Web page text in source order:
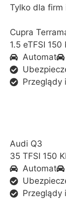
Tylko dla firm
Cupra
1.5 eTFSI 150
Automat
Przeglądy
Audi Q3
35 TFSI 150
Automat
Przeglądy